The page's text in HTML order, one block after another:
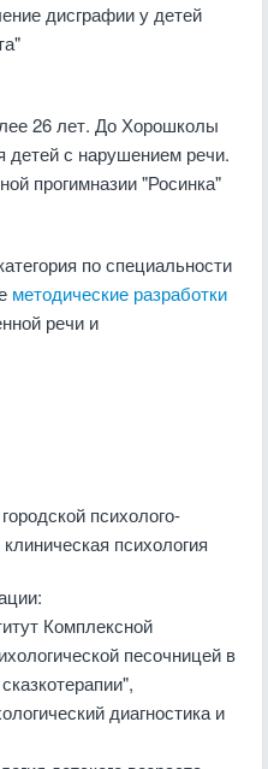
дисграфии у детей
26 лет. До Хорошколы
детей с нарушением речи.
прогимназии "Росинка"
по специальности
методические разработки
речи и
психолого-
психология
Комплексной
песочницей в
диагностика и